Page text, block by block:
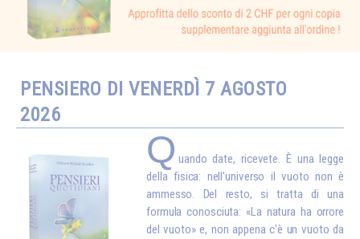
PENSIERO DI VENERDÌ 7 AGOSTO
2026
Q uando date, ricevete. È una legge
della fisica: nell'universo il vuoto non è
ammesso. Del resto, si tratta di una
formula conosciuta: «La natura ha orrore
del vuoto» e, non appena c'è un vuoto da